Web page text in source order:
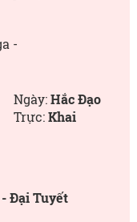
-
Ngày:Hắc Đạo
Trực:Khai
Đại Tuyết